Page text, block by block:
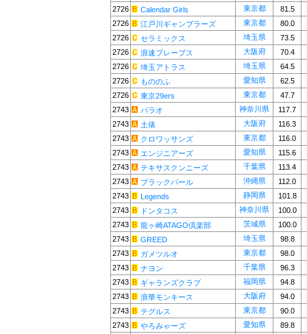
2726
Calendar Girls 東京都
81.5
2726
江戸川ギャンブラーズ 東京都
80.0
2726
セラミックス 埼玉県
73.5
2726
浪速ブレーブス 大阪府
70.4
2726
埼玉アトラス 埼玉県
64.5
2726
もののふ 愛知県
62.5
2726
東京29ers 東京都
47.7
2743
パラオ 神奈川県
117.7
2743
土俵 大阪府
116.3
2743
クロワッサンズ 東京都
116.0
2743
エンジニアーズ 愛知県
115.6
2743
テキサスクンニーズ 千葉県
113.4
2743
ブラックパール 沖縄県
112.0
2743
Legends 静岡県
101.8
2743
ドンタコス 神奈川県
100.0
2743
龍ヶ崎ATAGO倶楽部 茨城県
100.0
2743
GREED 埼玉県
98.8
2743
ガメツルオ 東京都
98.0
2743
ナヨン 千葉県
96.3
2743
ギャランズクラブ 福岡県
94.8
2743
浪華モンキース 大阪府
94.0
2743
テグルス 東京都
90.0
2743
やろみゃーズ 愛知県
89.8